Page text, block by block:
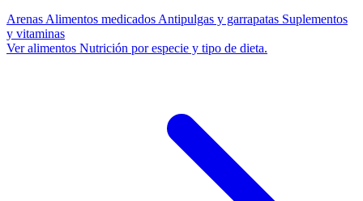
Arenas Alimentos medicados Antipulgas y garrapatas Suplementos
y vitaminas
Ver alimentos Nutrición por especie y tipo de dieta.